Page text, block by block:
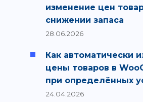
изменение цен
снижении запаса
28.06.2026
Как автоматически
цены товаров в
при определённых
24.04.2026